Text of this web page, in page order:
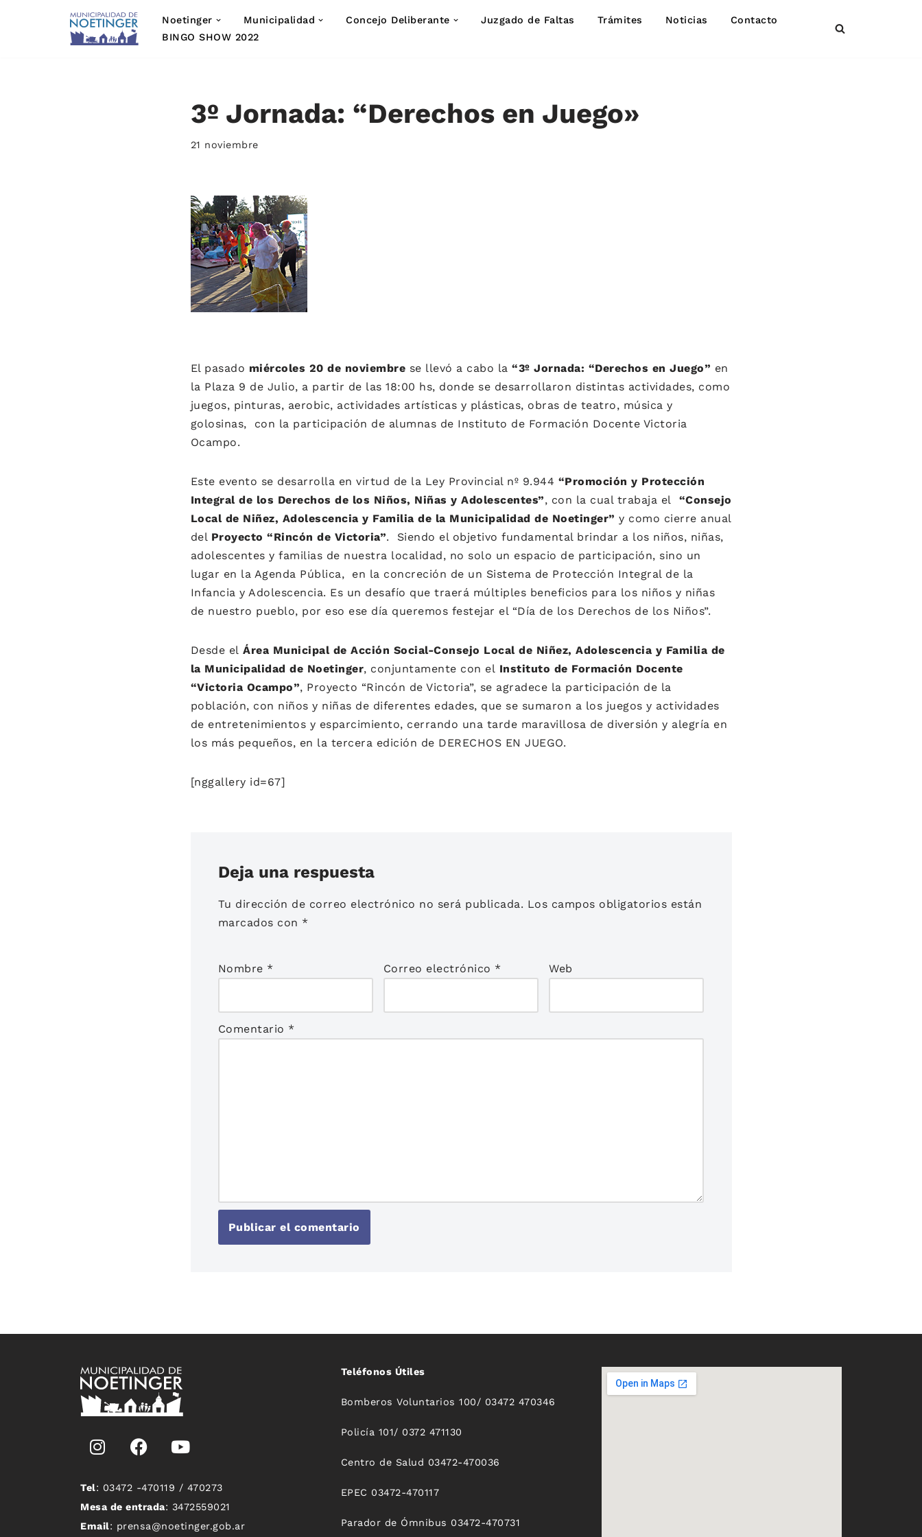
Noetinger Municipalidad Concejo Deliberante Juzgado de Faltas Trámites Noticias
Contacto
BINGO SHOW 2022
3º Jornada: “Derechos en Juego»
21 noviembre
El pasado miércoles 20 de noviembre se llevó a cabo la “3º Jornada: “Derechos en Juego” en
la Plaza 9 de Julio, a partir de las 18:00 hs, donde se desarrollaron distintas actividades, como
juegos, pinturas, aerobic, actividades artísticas y plásticas, obras de teatro, música y
golosinas, con la participación de alumnas de Instituto de Formación Docente Victoria
Ocampo.
Este evento se desarrolla en virtud de la Ley Provincial nº 9.944 “Promoción y Protección
Integral de los Derechos de los Niños, Niñas y Adolescentes”, con la cual trabaja el “Consejo
Local de Niñez, Adolescencia y Familia de la Municipalidad de Noetinger” y como cierre anual
del Proyecto “Rincón de Victoria”. Siendo el objetivo fundamental brindar a los niños, niñas,
adolescentes y familias de nuestra localidad, no solo un espacio de participación, sino un
lugar en la Agenda Pública, en la concreción de un Sistema de Protección Integral de la
Infancia y Adolescencia. Es un desafío que traerá múltiples beneficios para los niños y niñas
de nuestro pueblo, por eso ese día queremos festejar el “Día de los Derechos de los Niños”.
Desde el Área Municipal de Acción Social-Consejo Local de Niñez, Adolescencia y Familia de
la Municipalidad de Noetinger, conjuntamente con el Instituto de Formación Docente
“Victoria Ocampo”, Proyecto “Rincón de Victoria”, se agradece la participación de la
población, con niños y niñas de diferentes edades, que se sumaron a los juegos y actividades
de entretenimientos y esparcimiento, cerrando una tarde maravillosa de diversión y alegría en
los más pequeños, en la tercera edición de DERECHOS EN JUEGO.
[nggallery id=67]
Deja una respuesta
Tu dirección de correo electrónico no será publicada. Los campos obligatorios están
marcados con *
Nombre * Correo electrónico * Web
Comentario *
Tel: 03472 -470119 / 470273
Mesa de entrada: 3472559021
Email: prensa@noetinger.gob.ar
Teléfonos Útiles
Bomberos Voluntarios 100/ 03472 470346
Policía 101/ 0372 471130
Centro de Salud 03472-470036
EPEC 03472-470117
Parador de Ómnibus 03472-470731